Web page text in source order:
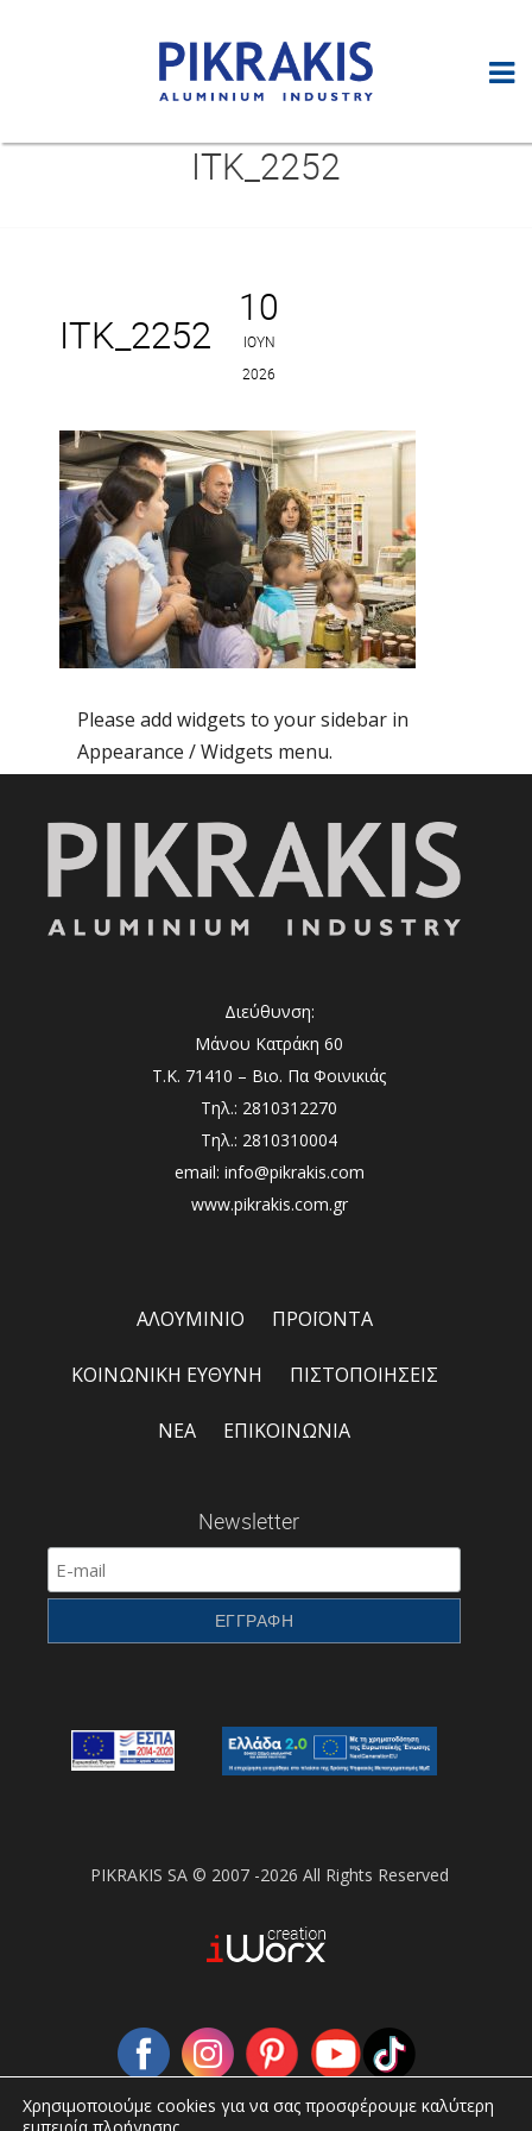
ITK_2252
10
ΙΟΎΝ
2026
ITK_2252
Please add widgets to your sidebar in
Appearance / Widgets menu.
Διεύθυνση:
Μάνου Κατράκη 60
Τ.Κ. 71410 – Βιο. Πα Φοινικιάς
Τηλ.: 2810312270
Τηλ.: 2810310004
email: info@pikrakis.com
www.pikrakis.com.gr
ΑΛΟΥΜΙΝΙΟ ΠΡΟΪΟΝΤΑ
ΚΟΙΝΩΝΙΚΗ ΕΥΘΥΝΗ ΠΙΣΤΟΠΟΙΗΣΕΙΣ
ΝΕΑ ΕΠΙΚΟΙΝΩΝΙΑ
Newsletter
PIKRAKIS SA © 2007 -2026 All Rights Reserved
Χρησιμοποιούμε cookies για να σας προσφέρουμε καλύτερη